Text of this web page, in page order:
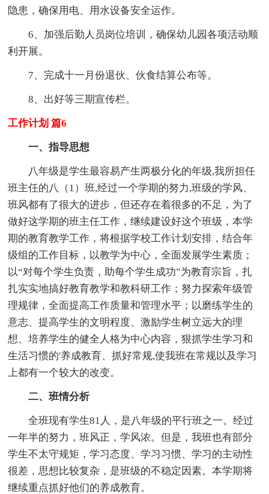
隐患，确保用电、用水设备安全运作。
6、加强后勤人员岗位培训，确保幼儿园各项活动顺
利开展。
7、完成十一月份退伙、伙食结算公布等。
8、出好等三期宣传栏。
工作计划 篇6
一、指导思想
八年级是学生最容易产生两极分化的年级,我所担任
班主任的八（1）班,经过一个学期的努力,班级的学风、
班风都有了很大的进步，但还存在着很多的不足，为了
做好这学期的班主任工作，继续建设好这个班级，本学
期的教育教学工作，将根据学校工作计划安排，结合年
级组的工作目标，以教学为中心，全面发展学生素质；
以“对每个学生负责，助每个学生成功”为教育宗旨，扎
扎实实地搞好教育教学和教科研工作；努力探索年级管
理规律，全面提高工作质量和管理水平；以磨练学生的
意志、提高学生的文明程度、激励学生树立远大的理
想、培养学生的健全人格为中心内容，狠抓学生学习和
生活习惯的'养成教育、抓好常规,使我班在常规以及学习
上都有一个较大的改变。
二、班情分析
全班现有学生81人，是八年级的平行班之一。经过
一年半的努力，班风正，学风浓。但是，我班也有部分
学生不太守规矩，学习态度、学习习惯、学习的主动性
很差，思想比较复杂，是班级的不稳定因素。本学期将
继续重点抓好他们的养成教育。